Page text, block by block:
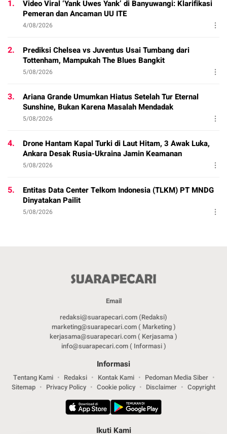
1.
Video Viral ‘Yank Uwes Yank’ di Banyuwangi: Klarifikasi
Pemeran dan Ancaman UU ITE
4/08/2026
2.
Prediksi Chelsea vs Juventus Usai Tumbang dari
Tottenham, Mampukah The Blues Bangkit
5/08/2026
3.
Ariana Grande Umumkan Hiatus Setelah Tur Eternal
Sunshine, Bukan Karena Masalah Mendadak
5/08/2026
4.
Drone Hantam Kapal Turki di Laut Hitam, 3 Awak Luka,
Ankara Desak Rusia-Ukraina Jamin Keamanan
5/08/2026
5.
Entitas Data Center Telkom Indonesia (TLKM) PT MNDG
Dinyatakan Pailit
5/08/2026
Email
redaksi@suarapecari.com (Redaksi)
marketing@suarapecari.com ( Marketing )
kerjasama@suarapecari.com ( Kerjasama )
info@suarapecari.com ( Informasi )
Informasi
Tentang Kami Redaksi Kontak Kami
Pedoman Media Siber
Sitemap
Privacy Policy Cookie policy Disclaimer Copyright
Ikuti Kami